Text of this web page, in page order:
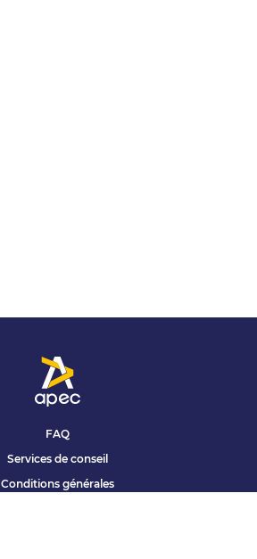
FAQ
Services de conseil
Conditions générales